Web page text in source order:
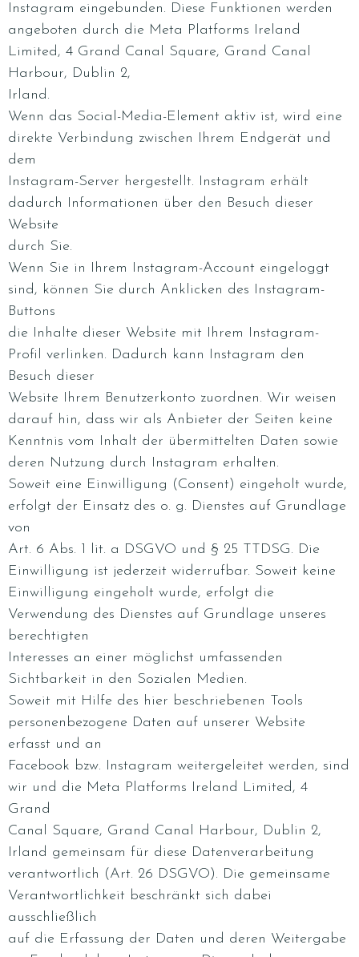
Instagram eingebunden. Diese Funktionen werden
angeboten durch die Meta Platforms Ireland
Limited, 4 Grand Canal Square, Grand Canal
Harbour, Dublin 2,
Irland.
Wenn das Social-Media-Element aktiv ist, wird eine
direkte Verbindung zwischen Ihrem Endgerät und
dem
Instagram-Server hergestellt. Instagram erhält
dadurch Informationen über den Besuch dieser
Website
durch Sie.
Wenn Sie in Ihrem Instagram-Account eingeloggt
sind, können Sie durch Anklicken des Instagram-
Buttons
die Inhalte dieser Website mit Ihrem Instagram-
Profil verlinken. Dadurch kann Instagram den
Besuch dieser
Website Ihrem Benutzerkonto zuordnen. Wir weisen
darauf hin, dass wir als Anbieter der Seiten keine
Kenntnis vom Inhalt der übermittelten Daten sowie
deren Nutzung durch Instagram erhalten.
Soweit eine Einwilligung (Consent) eingeholt wurde,
erfolgt der Einsatz des o. g. Dienstes auf Grundlage
von
Art. 6 Abs. 1 lit. a DSGVO und § 25 TTDSG. Die
Einwilligung ist jederzeit widerrufbar. Soweit keine
Einwilligung eingeholt wurde, erfolgt die
Verwendung des Dienstes auf Grundlage unseres
berechtigten
Interesses an einer möglichst umfassenden
Sichtbarkeit in den Sozialen Medien.
Soweit mit Hilfe des hier beschriebenen Tools
personenbezogene Daten auf unserer Website
erfasst und an
Facebook bzw. Instagram weitergeleitet werden, sind
wir und die Meta Platforms Ireland Limited, 4
Grand
Canal Square, Grand Canal Harbour, Dublin 2,
Irland gemeinsam für diese Datenverarbeitung
verantwortlich (Art. 26 DSGVO). Die gemeinsame
Verantwortlichkeit beschränkt sich dabei
ausschließlich
auf die Erfassung der Daten und deren Weitergabe